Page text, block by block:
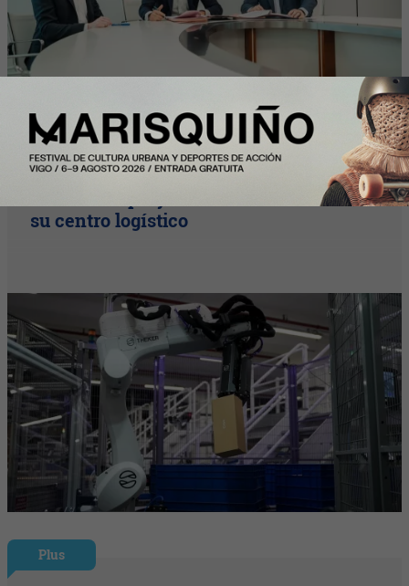
InfoStartUps
Mango colabora con Theker para
desarrollar proyectos de robotización en
su centro logístico
Plus